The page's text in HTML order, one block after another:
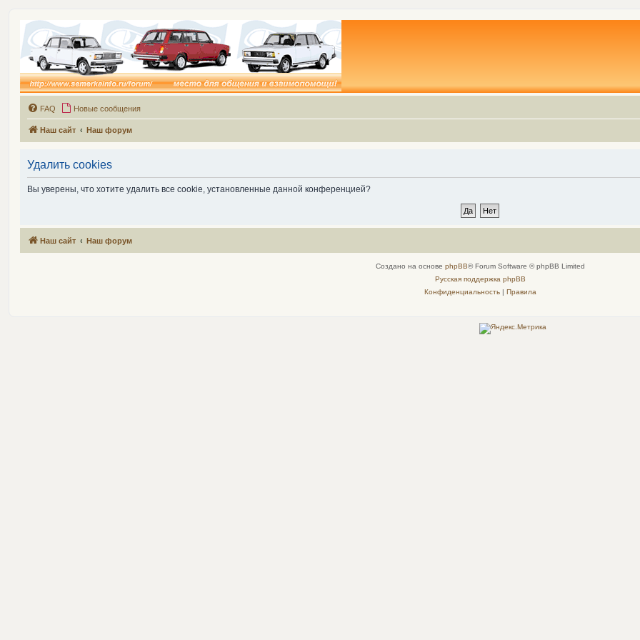
FAQ Новые сообщения
Наш сайт Наш форум
Удалить cookies
Вы уверены, что хотите удалить все cookie, установленные данной конференцией?
Наш сайт Наш форум
Создано на основе phpBB® Forum Software © phpBB Limited
Русская поддержка phpBB
Конфиденциальность| Правила